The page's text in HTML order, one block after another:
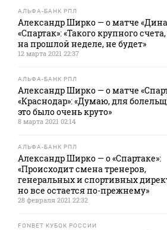
АЛЬФА-БАНК РПЛ
Александр Ширко — о матче
«Спартак»: «Такого крупного
на прошлой неделе, не будет»
12 марта 2021 22:37
АЛЬФА-БАНК РПЛ
Александр Ширко — о матче
«Краснодар»: «Думаю, для
это было очень круто»
8 марта 2021 02:14
АЛЬФА-БАНК РПЛ
Александр Ширко — о «Спартаке»:
«Происходит смена тренеров,
генеральных и спортивных
но все остается по-прежнему»
28 февраля 2021 22:32
FONBET КУБОК РОССИИ